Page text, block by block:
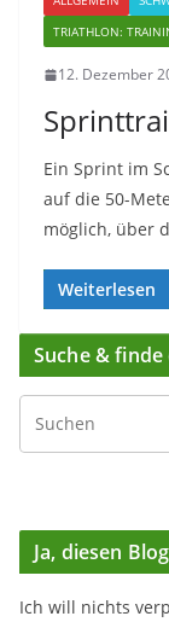
TRIATHLON:
12. Dezember
Ein Sprint im
auf die 50-
möglich, über
Weiterlesen
Suche &
Ja, diesen
Ich will nichts